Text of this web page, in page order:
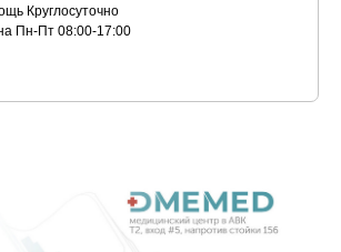
Круглосуточно
Пн-Пт 08:00-17:00